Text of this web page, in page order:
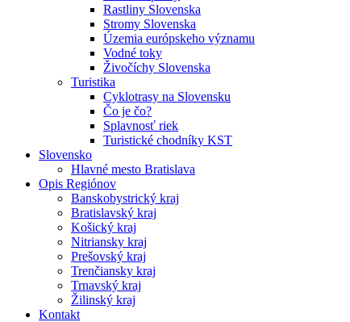
Rastliny Slovenska
Stromy Slovenska
Územia európskeho významu
Vodné toky
Živočíchy Slovenska
Turistika
Cyklotrasy na Slovensku
Čo je čo?
Splavnosť riek
Turistické chodníky KST
Slovensko
Hlavné mesto Bratislava
Opis Regiónov
Banskobystrický kraj
Bratislavský kraj
Košický kraj
Nitriansky kraj
Prešovský kraj
Trenčiansky kraj
Trnavský kraj
Žilinský kraj
Kontakt